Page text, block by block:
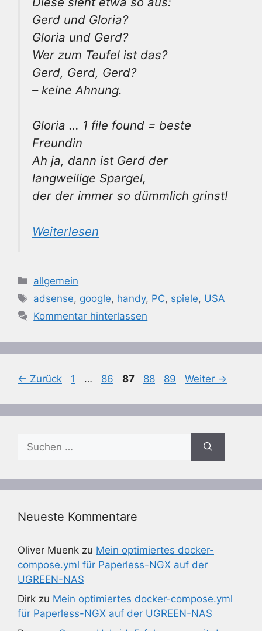
Gerd und Gloria?
Gloria und Gerd?
Wer zum Teufel ist das?
Gerd, Gerd, Gerd?
– keine Ahnung.
Gloria … 1 file found = beste
Freundin
Ah ja, dann ist Gerd der
langweilige Spargel,
der der immer so dümmlich grinst!
Weiterlesen
Kategorien
allgemein
Schlagwörter
adsense, google, handy, PC, spiele, USA
Kommentar hinterlassen
← Zurück Seite
1 … Seite
86 Seite
87 Seite
88 Seite
89 Weiter →
nach:
Neueste Kommentare
Oliver Muenk zu Mein optimiertes docker-
compose.yml für Paperless-NGX auf der
UGREEN-NAS
Dirk zu Mein optimiertes docker-compose.yml
für Paperless-NGX auf der UGREEN-NAS